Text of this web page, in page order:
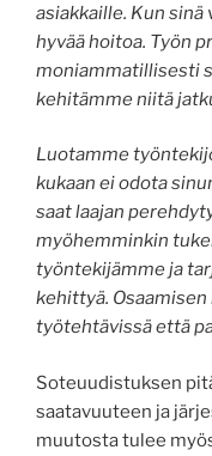
asiakkaille. Kun sinä
hyvää hoitoa. Työn
moniammatillisesti
kehitämme niitä
Luotamme
kukaan ei odota
saat laajan
myöhemminkin
työntekijämme ja
kehittyä.
työtehtävissä että
Soteuudistuksen
saatavuuteen ja
muutosta tulee